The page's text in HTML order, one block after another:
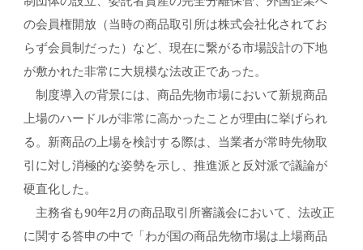
の会員権開放（当時の商品取引所は株式会社化されてお
らず会員制だった）など、現在に繋がる市場設計の下地
が敷かれた非常に大規模な法改正であった。
制度導入の背景には、商品先物市場において新規商品
上場のハードルが非常に高かったことが理由に挙げられ
る。新商品の上場を検討する際は、当業者が常時先物取
引に対し消極的な姿勢を示し、推進派と反対派で議論が
硬直化した。
主務省も90年2月の商品取引所審議会において、法改正
に関する答申の中で「わが国の商品先物市場は上場商品